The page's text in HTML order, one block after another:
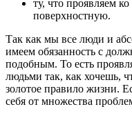
ту, что проявляем
поверхностную.
Так как мы все люди и
имеем обязанность с
подобным. То есть
людьми так, как хочешь,
золотое правило жизни.
себя от множества